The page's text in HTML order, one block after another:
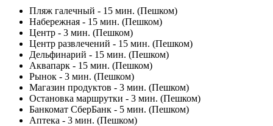
Пляж галечный - 15 мин. (Пешком)
Набережная - 15 мин. (Пешком)
Центр - 3 мин. (Пешком)
Центр развлечений - 15 мин. (Пешком)
Дельфинарий - 15 мин. (Пешком)
Аквапарк - 15 мин. (Пешком)
Рынок - 3 мин. (Пешком)
Магазин продуктов - 3 мин. (Пешком)
Остановка маршрутки - 3 мин. (Пешком)
Банкомат СберБанк - 5 мин. (Пешком)
Аптека - 3 мин. (Пешком)